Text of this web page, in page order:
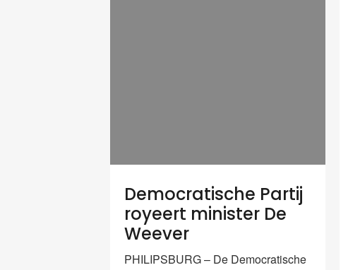
Democratische Partij
royeert minister De
Weever
PHILIPSBURG – De Democratische